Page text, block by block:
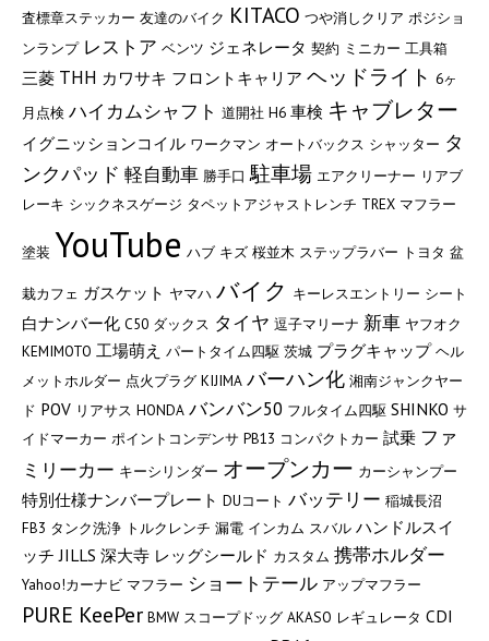
査標章ステッカー 友達のバイク KITACO つや消しクリア ポジショ
ンランプ レストア ベンツ ジェネレータ 契約 ミニカー 工具箱
三菱 THH カワサキ フロントキャリア ヘッドライト 6ヶ
月点検 ハイカムシャフト 道開社 H6 車検 キャブレター
イグニッションコイル ワークマン オートバックス シャッター タ
ンクパッド 軽自動車 勝手口 駐車場 エアクリーナー リアブ
レーキ シックネスゲージ タペットアジャストレンチ TREX マフラー
塗装 YouTube ハブ キズ 桜並木 ステップラバー トヨタ 盆
栽カフェ ガスケット ヤマハ バイク キーレスエントリー シート
白ナンバー化 C50 ダックス タイヤ 逗子マリーナ 新車 ヤフオク
KEMIMOTO 工場萌え パートタイム四駆 茨城 プラグキャップ ヘル
メットホルダー 点火プラグ KIJIMA バーハン化 湘南ジャンクヤー
ド POV リアサス HONDA バンバン50 フルタイム四駆 SHINKO サ
イドマーカー ポイントコンデンサ PB13 コンパクトカー 試乗 ファ
ミリーカー キーシリンダー オープンカー カーシャンプー
特別仕様ナンバープレート DUコート バッテリー 稲城長沼
FB3 タンク洗浄 トルクレンチ 漏電 インカム スバル ハンドルスイ
ッチ JILLS 深大寺 レッグシールド カスタム 携帯ホルダー
Yahoo!カーナビ マフラー ショートテール アップマフラー
PURE KeePer BMW スコープドッグ AKASO レギュレータ CDI